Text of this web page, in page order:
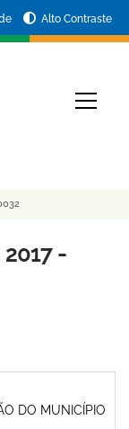
Alto Contraste
2017 -
DO MUNICÍPIO